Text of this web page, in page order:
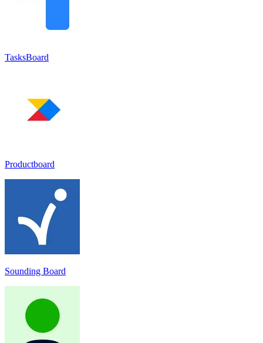
TasksBoard
Productboard
Sounding Board